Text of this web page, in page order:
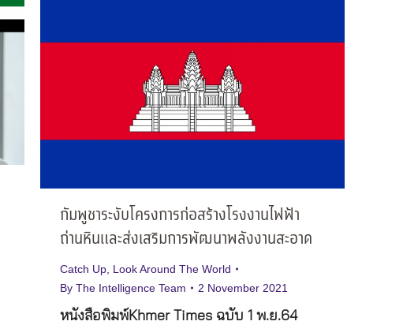
กัมพูชาระงับโครงการก่อสร้างโรงงานไฟฟ้า
ถ่านหินและส่งเสริมการพัฒนาพลังงานสะอาด
Catch Up Look Around The World
By The Intelligence Team 2 November 2021
หนังสือพิมพ์Khmer Times ฉบับ 1 พ.ย.64